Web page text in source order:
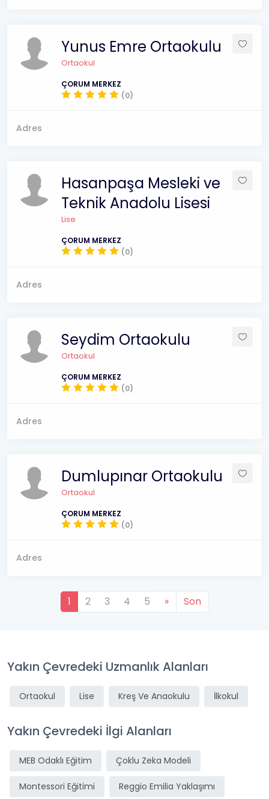
Yunus Emre Ortaokulu
Ortaokul
ÇORUM MERKEZ
(0)
Adres
Hasanpaşa Mesleki ve
Teknik Anadolu Lisesi
Lise
ÇORUM MERKEZ
(0)
Adres
Seydim Ortaokulu
Ortaokul
ÇORUM MERKEZ
(0)
Adres
Dumlupınar Ortaokulu
Ortaokul
ÇORUM MERKEZ
(0)
Adres
1 2 3 4 5 » Son
Yakın Çevredeki Uzmanlık Alanları
Ortaokul Lise Kreş Ve Anaokulu İlkokul
Yakın Çevredeki İlgi Alanları
MEB Odaklı Eğitim Çoklu Zeka Modeli
Montessori Eğitimi Reggio Emilia Yaklaşımı